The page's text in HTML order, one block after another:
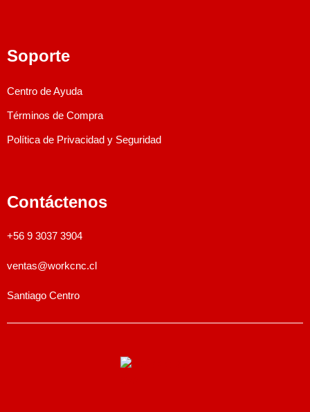
Soporte
Centro de Ayuda
Términos de Compra
Política de Privacidad y Seguridad
Contáctenos
+56 9 3037 3904
ventas@workcnc.cl
Santiago Centro